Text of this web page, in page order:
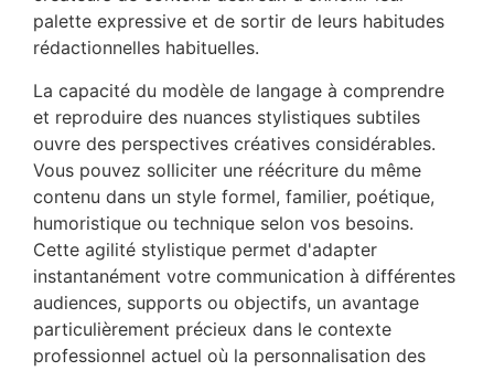
palette expressive et de sortir de leurs habitudes
rédactionnelles habituelles.
La capacité du modèle de langage à comprendre
et reproduire des nuances stylistiques subtiles
ouvre des perspectives créatives considérables.
Vous pouvez solliciter une réécriture du même
contenu dans un style formel, familier, poétique,
humoristique ou technique selon vos besoins.
Cette agilité stylistique permet d'adapter
instantanément votre communication à différentes
audiences, supports ou objectifs, un avantage
particulièrement précieux dans le contexte
professionnel actuel où la personnalisation des